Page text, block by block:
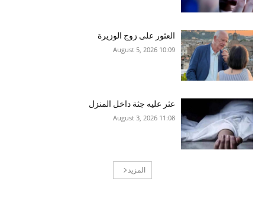
العثور على زوج الوزيرة
10:09 2026 ,August 5
عثر عليه جثة داخل المنزل
11:08 2026 ,August 3
المزيد